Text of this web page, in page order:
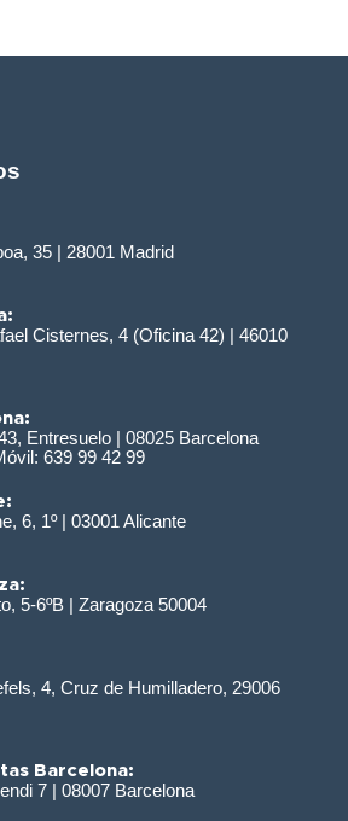
35 | 28001 Madrid
Cisternes, 4 (Oficina 42) | 46010
Entresuelo | 08025 Barcelona
639 99 42 99
6, 1º | 03001 Alicante
5-6ºB | Zaragoza 50004
4, Cruz de Humilladero, 29006
Barcelona:
7 | 08007 Barcelona